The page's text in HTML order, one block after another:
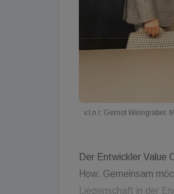
v.l.n.r. Gernot Weingraber.
Der Entwickler Value
How. Gemeinsam
Liegenschaft in der